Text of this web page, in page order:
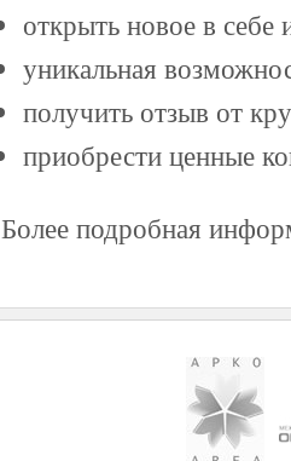
открыть новое в
уникальная
получить отзыв от
приобрести ценные
Более подробная